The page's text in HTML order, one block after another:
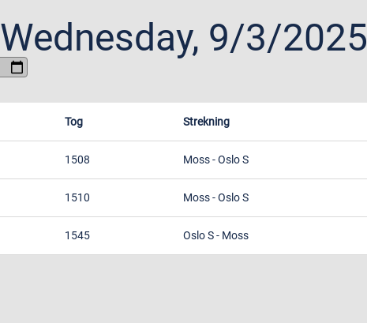
Wednesday, 9/3/2025
Tog Strekning
1508 Moss-Oslo S
1510 Moss-Oslo S
1545 Oslo S- Moss